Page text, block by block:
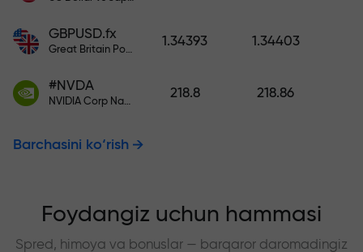
GBPUSD.fx
Great Britain Pound vs US Dollar
1.34393 1.34403
#NVDA
NVIDIA Corp Nasdaq Stock Exchange (Nasdaq) USD
218.8 218.86
Barchasini ko‘rish
Foydangiz uchun hammasi
Spred, himoya va bonuslar — barqaror daromadingiz